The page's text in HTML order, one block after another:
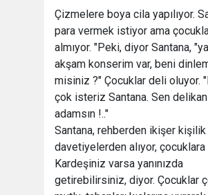
Çizmelere boya cila yapılıyor.
para vermek istiyor ama
almıyor. "Peki, diyor Santana,
akşam konserim var, beni
misiniz ?" Çocuklar deli oluyor.
çok isteriz Santana. Sen
adamsın !.."
Santana, rehberden ikişer kişilik
davetiyelerden alıyor, çocuklara
Kardeşiniz varsa yanınızda
getirebilirsiniz, diyor. Çocuklar